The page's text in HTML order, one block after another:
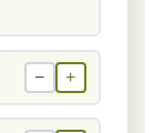
− +